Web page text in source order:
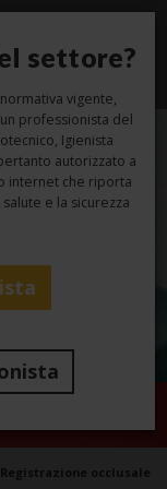
Registrazione occlusale
settore?
vigente,
professionista del
Igienista
autorizzato a
internet che riporta
e la sicurezza